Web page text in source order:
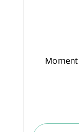
Moment